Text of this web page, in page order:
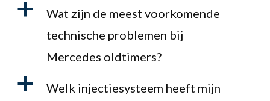
a
Wat zijn de meest voorkomende
technische problemen bij
Mercedes oldtimers?
a
Welk injectiesysteem heeft mijn